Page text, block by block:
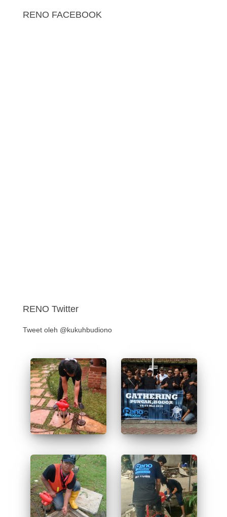
RENO FACEBOOK
RENO Twitter
Tweet oleh @kukuhbudiono